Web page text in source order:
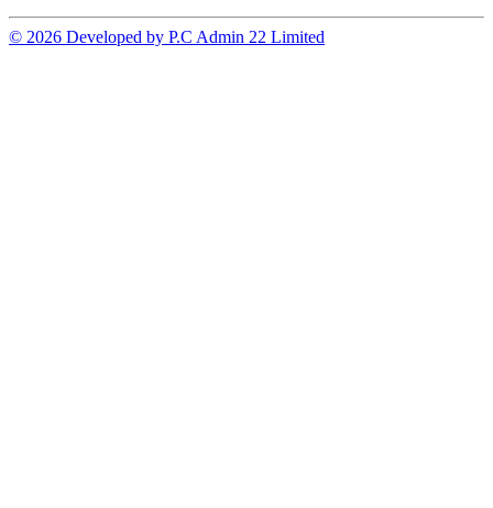
© 2026 Developed by P.C Admin 22 Limited